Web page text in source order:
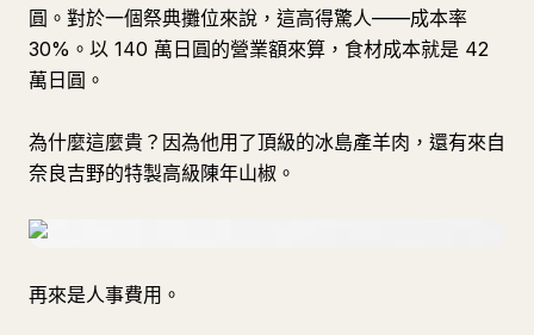
圓。對於一個祭典攤位來說，這高得驚人——成本率
30%。以 140 萬日圓的營業額來算，食材成本就是 42
萬日圓。
為什麼這麼貴？因為他用了頂級的冰島產羊肉，還有來自
奈良吉野的特製高級陳年山椒。
再來是人事費用。